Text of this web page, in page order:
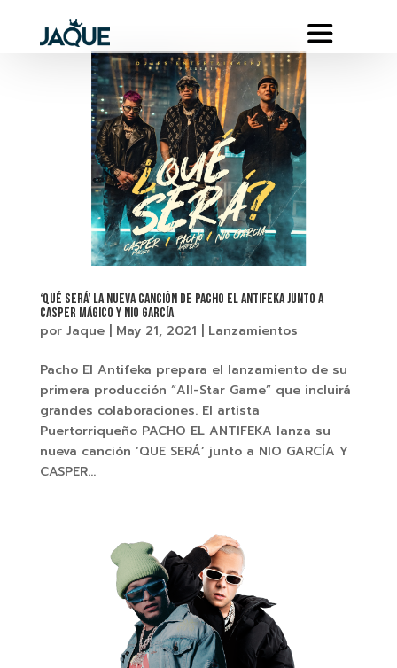
‘QUÉ SERÁ’ LA NUEVA CANCIÓN DE PACHO EL ANTIFEKA JUNTO A
CASPER MÁGICO Y NIO GARCÍA
por Jaque| May 21, 2021 Lanzamientos
Pacho El Antifeka prepara el lanzamiento de su
primera producción “All-Star Game” que incluirá
grandes colaboraciones. El artista
Puertorriqueño PACHO EL ANTIFEKA lanza su
nueva canción ‘QUE SERÁ’ junto a NIO GARCÍA Y
CASPER...